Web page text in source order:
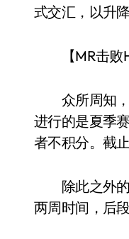
式交汇，以升
【MR击败
众所周知，
进行的是夏季
者不积分。截
除此之外的
两周时间，后